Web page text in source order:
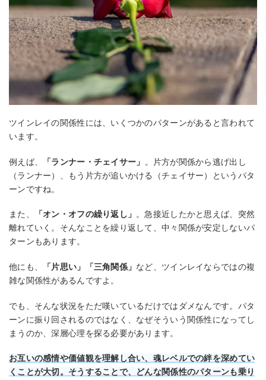
ツインレイの関係性には、いくつかのパターンがあると言われて
います。
例えば、 「ランナー・チェイサー」
。片方が関係から逃げ出し
（ランナー）、もう片方が追いかける（チェイサー）というパタ
ーンですね。
また、 「オン・オフの繰り返し」 。急接近したかと思えば、突然
離れていく。そんなことを繰り返して、中々関係が安定しないパ
ターンもあります。
他にも、 「片思い」「三角関係」 など、ツインレイならではの複
雑な関係性があるんですよ。
でも、そんな状況をただ嘆いているだけではダメなんです。パタ
ーンに振り回されるのではなく、なぜそういう関係性になってし
まうのか、深層心理を探る必要があります。
お互いの感情や価値観を理解し合い、魂レベルでの絆を深めてい
くことが大切。そうすることで、どんな関係性のパターンも乗り